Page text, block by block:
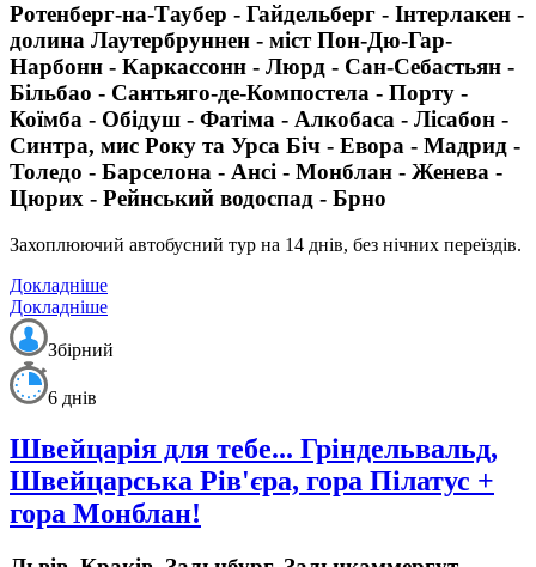
Ротенберг-на-Таубер - Гайдельберг - Інтерлакен -
долина Лаутербруннен - міст Пон-Дю-Гар-
Нарбонн - Каркассонн - Люрд - Сан-Себастьян -
Більбао - Сантьяго-де-Компостела - Порту -
Коїмба - Обідуш - Фатіма - Алкобаса - Лісабон -
Синтра, мис Року та Урса Біч - Евора - Мадрид -
Толедо - Барселона - Ансі - Монблан - Женева -
Цюрих - Рейнський водоспад - Брно
Захоплюючий автобусний тур на 14 днів, без нічних переїздів.
Докладніше
Докладніше
Збірний
6 днів
Швейцарія для тебе... Гріндельвальд,
Швейцарська Рів'єра, гора Пілатус +
гора Монблан!